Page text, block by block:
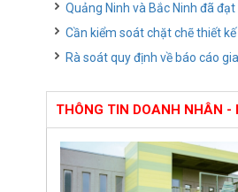
Quảng Ninh và Bắc Ninh đã
Cần kiểm soát chặt chẽ thiết
Rà soát quy định về báo cáo
THÔNG TIN DOANH NHÂN -